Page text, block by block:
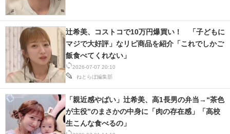
2026-07-07 20:10
ねとらぼ編集部
辻希美、コストコで10万円爆買い！ 「子どもに
マジで大好評」なリピ商品を紹介「これでしかご
飯食べてくれない」
「親近感やばい」辻希美、高1長男の弁当→“茶色
が主役”のまさかの中身に「肉の存在感」「高校
生こんな食べるの」